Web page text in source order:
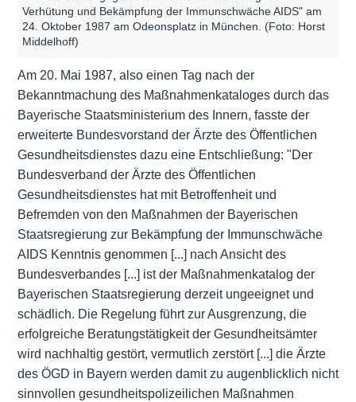
Verhütung und Bekämpfung der Immunschwäche AIDS" am
24. Oktober 1987 am Odeonsplatz in München. (Foto: Horst
Middelhoff)
Am 20. Mai 1987, also einen Tag nach der
Bekanntmachung des Maßnahmenkataloges durch das
Bayerische Staatsministerium des Innern, fasste der
erweiterte Bundesvorstand der Ärzte des Öffentlichen
Gesundheitsdienstes dazu eine Entschließung: "Der
Bundesverband der Ärzte des Öffentlichen
Gesundheitsdienstes hat mit Betroffenheit und
Befremden von den Maßnahmen der Bayerischen
Staatsregierung zur Bekämpfung der Immunschwäche
AIDS Kenntnis genommen [...] nach Ansicht des
Bundesverbandes [...] ist der Maßnahmenkatalog der
Bayerischen Staatsregierung derzeit ungeeignet und
schädlich. Die Regelung führt zur Ausgrenzung, die
erfolgreiche Beratungstätigkeit der Gesundheitsämter
wird nachhaltig gestört, vermutlich zerstört [...] die Ärzte
des ÖGD in Bayern werden damit zu augenblicklich nicht
sinnvollen gesundheitspolizeilichen Maßnahmen